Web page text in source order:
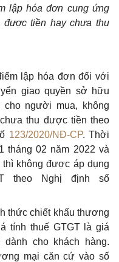
lập hóa đơn cung ứng
được tiền hay chưa thu
lập hóa đơn đối với
giao quyền sở hữu
người mua, không
thu được tiền theo
123/2020/NĐ-CP. Thời
tháng 02 năm 2022 và
không được áp dụng
theo Nghị định số
thức chiết khấu thương
tính thuế GTGT là giá
cho khách hàng.
mại căn cứ vào số